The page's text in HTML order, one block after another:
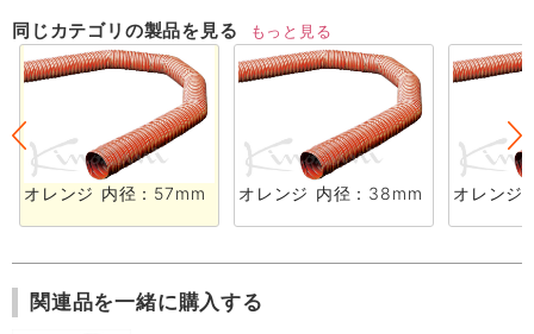
同じカテゴリの製品を見る もっと見る
オレンジ 内径：57mm オレンジ 内径：38mm オレンジ
関連品を一緒に購入する